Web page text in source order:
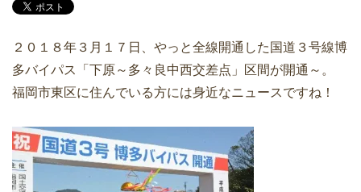
２０１８年３月１７日、やっと全線開通した国道３号線博
多バイパス「下原～多々良中西交差点」区間が開通～。
福岡市東区に住んでいる方には身近なニュースですね！